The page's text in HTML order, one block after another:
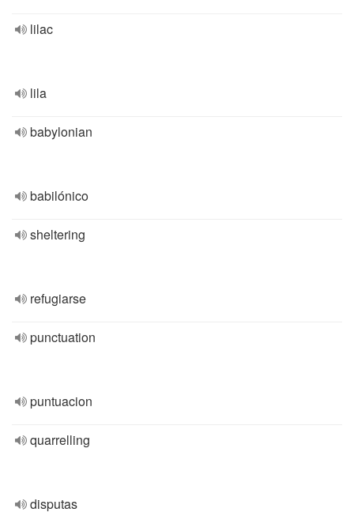
lilac
lila
babylonian
babilónico
sheltering
refugiarse
punctuation
puntuacion
quarrelling
disputas